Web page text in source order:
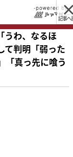
記事へ
わ、なるほ
て判明「弱った
「真っ先に喰う